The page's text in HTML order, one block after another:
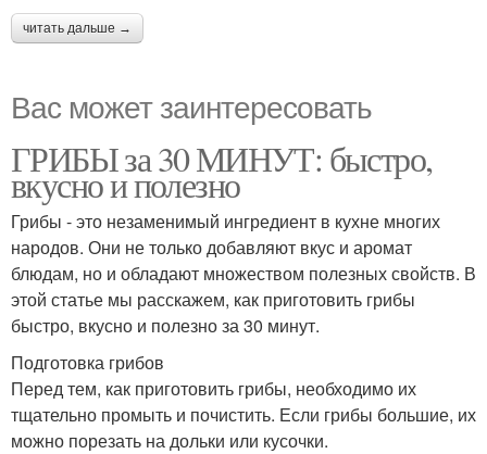
читать дальше →
Вас может заинтересовать
ГРИБЫ за 30 МИНУТ: быстро,
вкусно и полезно
Грибы - это незаменимый ингредиент в кухне многих
народов. Они не только добавляют вкус и аромат
блюдам, но и обладают множеством полезных свойств. В
этой статье мы расскажем, как приготовить грибы
быстро, вкусно и полезно за 30 минут.
Подготовка грибов
Перед тем, как приготовить грибы, необходимо их
тщательно промыть и почистить. Если грибы большие, их
можно порезать на дольки или кусочки.